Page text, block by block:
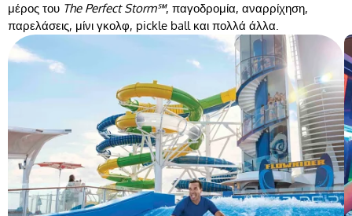
μέρος του The Perfect Storm℠, παγοδρομία, αναρρίχηση,
παρελάσεις, μίνι γκολφ, pickle ball και πολλά άλλα.